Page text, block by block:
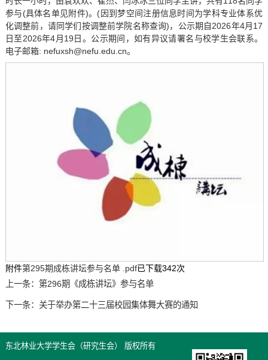
参与(具体名单见附件)。(因到梦空间注册信息时间为学科专业体系优
化调整前，请同学们按调整前学院名称查询)，公示期自2026年4月17
日至2026年4月19日。公示期间，如有异议请署名与校学生会联系。
电子邮箱: nefuxsh@nefu.edu.cn。
附件第295期成栋讲坛参与名单 .pdf已下载342次
上一条： 第296期《成栋讲坛》参与名单
下一条： 关于举办第二十三届校园集体舞大赛的通知
东北林业大学学生会（研究生会） 版权所有